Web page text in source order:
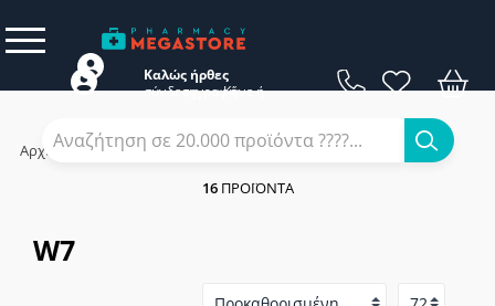
Καλώς ήρθες
Κάνε
σύνδεση ή
εγγραφή
Αρχική / Εταιρίες
W7
16ΠΡΟΪΌΝΤΑ
W7